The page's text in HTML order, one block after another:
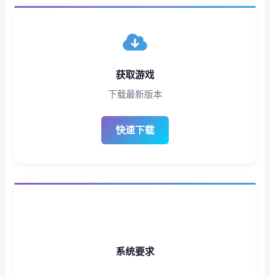
获取游戏
下载最新版本
快速下载
系统要求